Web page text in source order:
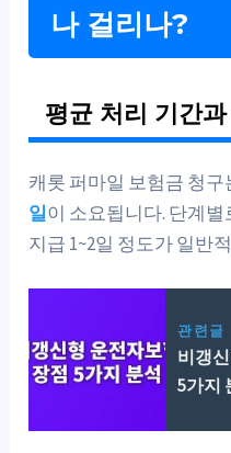
나 걸리나?
평균 처리 기간
캐롯 퍼마일 보험금 청
일이 소요됩니다. 단계별
지급 1~2일 정도가 일반
관련글
비갱
5가지